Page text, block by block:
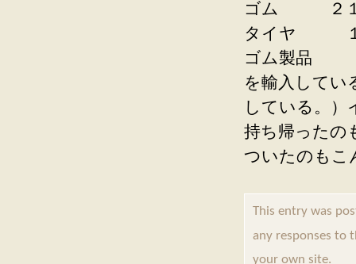
ゴム ２１
タイヤ １
ゴム製品
を輸入してい
している。）
持ち帰ったの
ついたのもこ
This entry was
any responses to
your own site.